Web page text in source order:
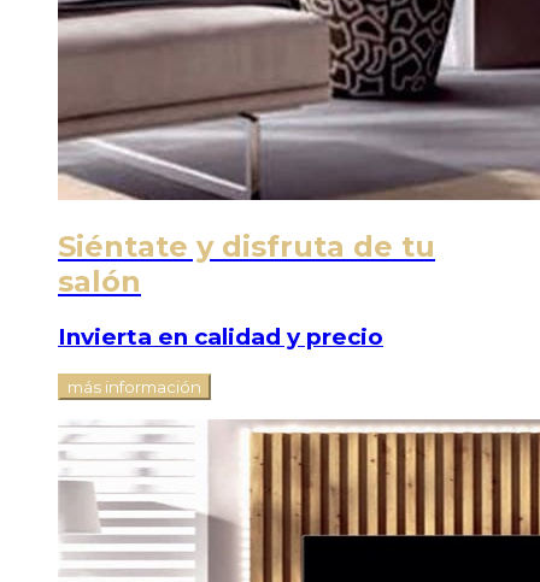
Siéntate y disfruta de tu
salón
Invierta en calidad y precio
más información